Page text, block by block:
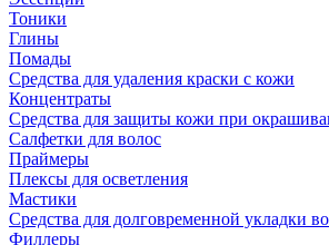
Тоники
Глины
Помады
Средства для удаления краски с кожи
Концентраты
Средства для защиты кожи при
Салфетки для волос
Праймеры
Плексы для осветления
Мастики
Средства для долговременной укладки
Филлеры